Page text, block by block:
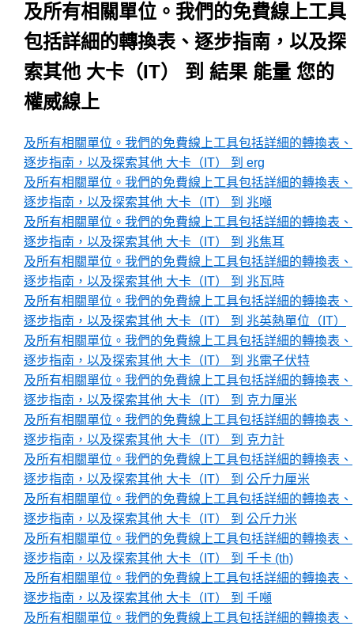
及所有相關單位。我們的免費線上工具
包括詳細的轉換表、逐步指南，以及探
索其他 大卡（IT） 到 結果 能量 您的
權威線上
及所有相關單位。我們的免費線上工具包括詳細的轉換表、
逐步指南，以及探索其他 大卡（IT） 到 erg
及所有相關單位。我們的免費線上工具包括詳細的轉換表、
逐步指南，以及探索其他 大卡（IT） 到 兆噸
及所有相關單位。我們的免費線上工具包括詳細的轉換表、
逐步指南，以及探索其他 大卡（IT） 到 兆焦耳
及所有相關單位。我們的免費線上工具包括詳細的轉換表、
逐步指南，以及探索其他 大卡（IT） 到 兆瓦時
及所有相關單位。我們的免費線上工具包括詳細的轉換表、
逐步指南，以及探索其他 大卡（IT） 到 兆英熱單位（IT）
及所有相關單位。我們的免費線上工具包括詳細的轉換表、
逐步指南，以及探索其他 大卡（IT） 到 兆電子伏特
及所有相關單位。我們的免費線上工具包括詳細的轉換表、
逐步指南，以及探索其他 大卡（IT） 到 克力厘米
及所有相關單位。我們的免費線上工具包括詳細的轉換表、
逐步指南，以及探索其他 大卡（IT） 到 克力計
及所有相關單位。我們的免費線上工具包括詳細的轉換表、
逐步指南，以及探索其他 大卡（IT） 到 公斤力厘米
及所有相關單位。我們的免費線上工具包括詳細的轉換表、
逐步指南，以及探索其他 大卡（IT） 到 公斤力米
及所有相關單位。我們的免費線上工具包括詳細的轉換表、
逐步指南，以及探索其他 大卡（IT） 到 千卡 (th)
及所有相關單位。我們的免費線上工具包括詳細的轉換表、
逐步指南，以及探索其他 大卡（IT） 到 千噸
及所有相關單位。我們的免費線上工具包括詳細的轉換表、